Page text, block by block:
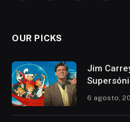
OUR PICKS
Jim
6 agosto,